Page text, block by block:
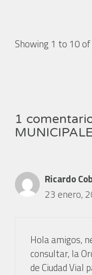
Showing 1 to 10
1
Ricardo
23 enero,
Hola amigos,
consultar, la
de Ciudad Vial